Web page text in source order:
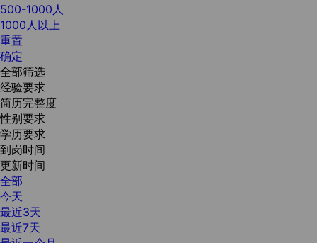
500-1000人
1000人以上
重置
确定
全部筛选
经验要求
简历完整度
性别要求
学历要求
到岗时间
更新时间
全部
今天
最近3天
最近7天